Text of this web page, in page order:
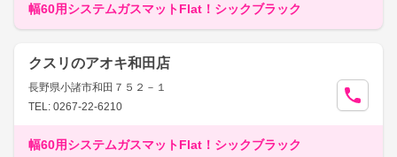
幅60用システムガスマットFlat！シックブラック
クスリのアオキ和田店
長野県小諸市和田７５２－１
TEL: 0267-22-6210
幅60用システムガスマットFlat！シックブラック